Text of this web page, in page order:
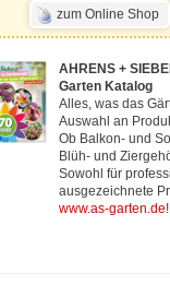
zum Online Shop
AHRENS +
Garten Katalog
Alles, was das
Auswahl an
Ob Balkon- und
Blüh- und
Sowohl für
ausgezeichnete
www.as-garten.de!